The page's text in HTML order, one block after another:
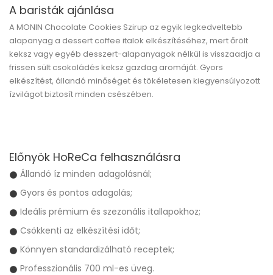
A baristák ajánlása
A MONIN Chocolate Cookies Szirup az egyik legkedveltebb
alapanyag a dessert coffee italok elkészítéséhez, mert őrölt
keksz vagy egyéb desszert-alapanyagok nélkül is visszaadja a
frissen sült csokoládés keksz gazdag aromáját. Gyors
elkészítést, állandó minőséget és tökéletesen kiegyensúlyozott
ízvilágot biztosít minden csészében.
Előnyök HoReCa felhasználásra
Állandó íz minden adagolásnál;
Gyors és pontos adagolás;
Ideális prémium és szezonális itallapokhoz;
Csökkenti az elkészítési időt;
Könnyen standardizálható receptek;
Professzionális 700 ml-es üveg.